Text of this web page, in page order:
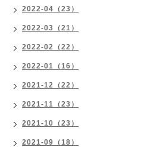
2022-04（23）
2022-03（21）
2022-02（22）
2022-01（16）
2021-12（22）
2021-11（23）
2021-10（23）
2021-09（18）